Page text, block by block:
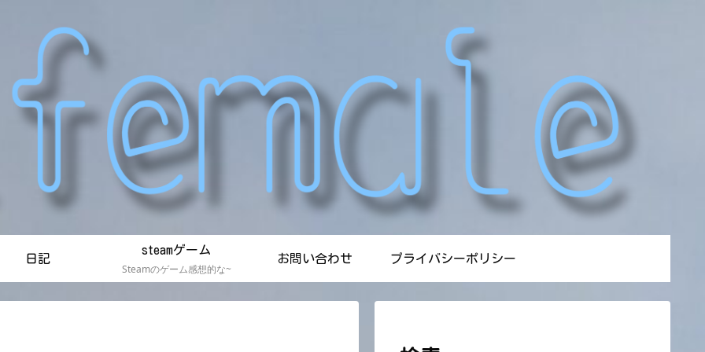
日記
steamゲーム
Steamのゲーム感想的な~
お問い合わせ プライバシーポリシー